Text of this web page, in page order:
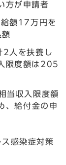
方が申請者
額17万円を
2人を扶養し
限度額は205
当収入限度額
給付金の申
感染症対策